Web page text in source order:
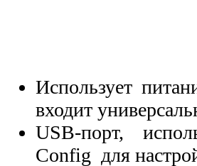
Использует
входит
USB-порт,
Config для